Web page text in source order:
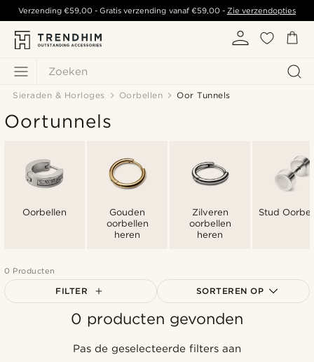
Zoeken
Verzending€59,00 - Gratis verzending vanaf €59,00- Zie verzendopties
Sieraden & Horloges Oorbellen Oor Tunnels
Oortunnels
Oorbellen
Gouden
oorbellen
heren
Zilveren
oorbellen
heren
Stud
0 Producten
FILTER SORTEREN OP
Populairste
0 producten gevonden
Pas de geselecteerde filters aan